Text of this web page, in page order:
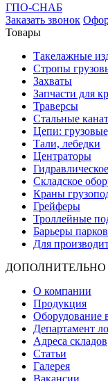
ГПО-СНАБ
Заказать звонок
Товары
Такелажные
Стропы
Захваты
Запчасти для
Траверсы
Стальные
Цепи:
Тали, лебедки
Центраторы
Складское
Краны
Грейферы
Троллейные
Барьеры
Для
ДОПОЛНИТЕЛЬНО
О компании
Продукция
Оборудование
Департамент
Адреса складов
Статьи
Галерея
Вакансии